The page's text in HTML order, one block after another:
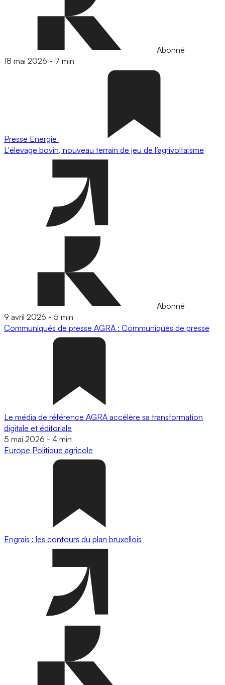
Abonné
18 mai 2026 - 7 min
Presse Energie
L'élevage bovin, nouveau terrain de jeu de l’agrivoltaïsme
Abonné
9 avril 2026 - 5 min
Communiqués de presse AGRA : Communiqués de presse
Le média de référence AGRA accélère sa transformation
digitale et éditoriale
5 mai 2026 - 4 min
Europe Politique agricole
Engrais : les contours du plan bruxellois